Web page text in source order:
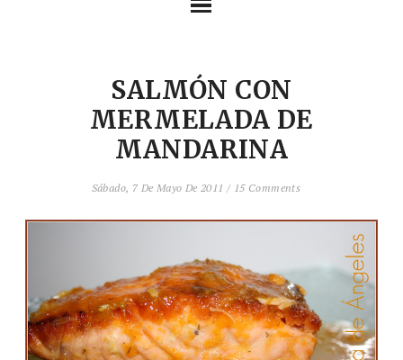
SALMÓN CON
MERMELADA DE
MANDARINA
Sábado, 7 De Mayo De 2011 / 15 Comments